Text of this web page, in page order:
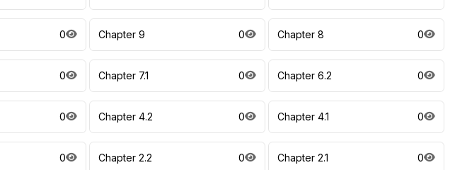
0 Chapter 9 0 Chapter 8 0
0 Chapter 7.1 0 Chapter 6.2 0
0 Chapter 4.2 0 Chapter 4.1 0
0 Chapter 2.2 0 Chapter 2.1 0